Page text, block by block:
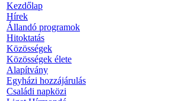
Kezdőlap
Hírek
Állandó programok
Hitoktatás
Közösségek
Közösségek élete
Alapítvány
Egyházi hozzájárulás
Családi napközi